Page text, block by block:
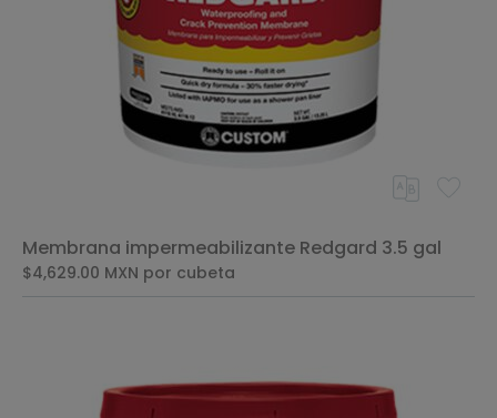
Membrana impermeabilizante Redgard 3.5 gal
$4,629.00 MXN por cubeta